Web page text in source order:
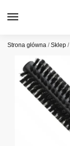
Strona główna /Sklep /